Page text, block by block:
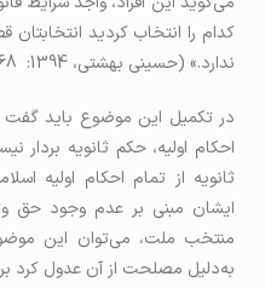
کدام را انتخاب کردید
ندارد.» (حسینی بهشتی، 1394: 68 – 69)
در تکمیل این موضوع باید گفت
احکام اولیه، حکم ثانویه بردار
ثانویه از تمام احکام اولیه
ایشان مبنی بر عدم وجود حق
منتخب ملت، می‌توان این
به‌دلیل مصلحت از آن عدول کرد